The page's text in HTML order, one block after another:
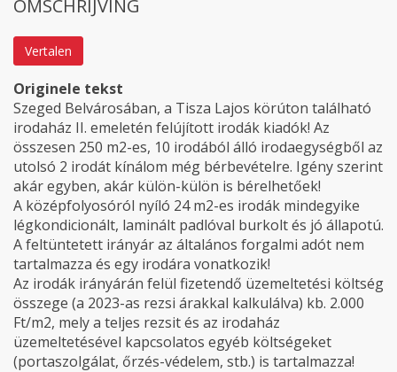
OMSCHRIJVING
Vertalen
Originele tekst
Szeged Belvárosában, a Tisza Lajos körúton található
irodaház II. emeletén felújított irodák kiadók! Az
összesen 250 m2-es, 10 irodából álló irodaegységből az
utolsó 2 irodát kínálom még bérbevételre. Igény szerint
akár egyben, akár külön-külön is bérelhetőek!
A középfolyosóról nyíló 24 m2-es irodák mindegyike
légkondicionált, laminált padlóval burkolt és jó állapotú.
A feltüntetett irányár az általános forgalmi adót nem
tartalmazza és egy irodára vonatkozik!
Az irodák irányárán felül fizetendő üzemeltetési költség
összege (a 2023-as rezsi árakkal kalkulálva) kb. 2.000
Ft/m2, mely a teljes rezsit és az irodaház
üzemeltetésével kapcsolatos egyéb költségeket
(portaszolgálat, őrzés-védelem, stb.) is tartalmazza!